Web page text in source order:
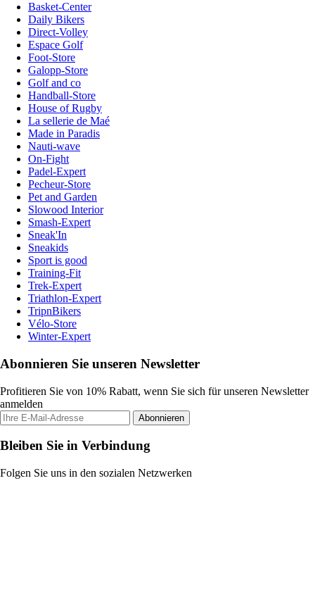
Basket-Center
Daily Bikers
Direct-Volley
Espace Golf
Foot-Store
Galopp-Store
Golf and co
Handball-Store
House of Rugby
La sellerie de Maé
Made in Paradis
Nauti-wave
On-Fight
Padel-Expert
Pecheur-Store
Pet and Garden
Slowood Interior
Smash-Expert
Sneak'In
Sneakids
Sport is good
Training-Fit
Trek-Expert
Triathlon-Expert
TripnBikers
Vélo-Store
Winter-Expert
Abonnieren Sie unseren Newsletter
Profitieren Sie von 10% Rabatt, wenn Sie sich für unseren Newsletter
anmelden
Abonnieren
Bleiben Sie in Verbindung
Folgen Sie uns in den sozialen Netzwerken